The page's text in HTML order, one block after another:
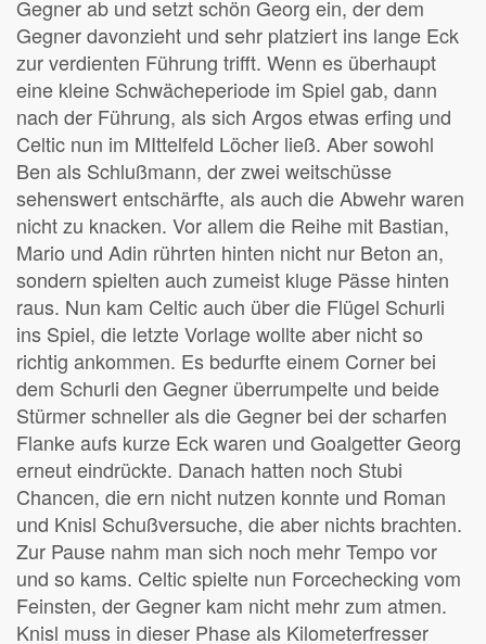
Gegner ab und setzt schön Georg ein, der dem
Gegner davonzieht und sehr platziert ins lange Eck
zur verdienten Führung trifft. Wenn es überhaupt
eine kleine Schwächeperiode im Spiel gab, dann
nach der Führung, als sich Argos etwas erfing und
Celtic nun im MIttelfeld Löcher ließ. Aber sowohl
Ben als Schlußmann, der zwei weitschüsse
sehenswert entschärfte, als auch die Abwehr waren
nicht zu knacken. Vor allem die Reihe mit Bastian,
Mario und Adin rührten hinten nicht nur Beton an,
sondern spielten auch zumeist kluge Pässe hinten
raus. Nun kam Celtic auch über die Flügel Schurli
ins Spiel, die letzte Vorlage wollte aber nicht so
richtig ankommen. Es bedurfte einem Corner bei
dem Schurli den Gegner überrumpelte und beide
Stürmer schneller als die Gegner bei der scharfen
Flanke aufs kurze Eck waren und Goalgetter Georg
erneut eindrückte. Danach hatten noch Stubi
Chancen, die ern nicht nutzen konnte und Roman
und Knisl Schußversuche, die aber nichts brachten.
Zur Pause nahm man sich noch mehr Tempo vor
und so kams. Celtic spielte nun Forcechecking vom
Feinsten, der Gegner kam nicht mehr zum atmen.
Knisl muss in dieser Phase als Kilometerfresser